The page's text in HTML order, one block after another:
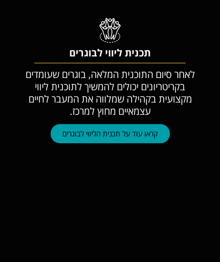
תכנית ליווי לבוגרים
לאחר סיום התוכנית המלאה, בוגרים שעומדים
בקריטריונים יכולים להמשיך לתוכנית ליווי
מקצועית בקהילה שמלווה את המעבר לחיים
עצמאיים מחוץ למרכז.
קראו עוד על תכנית הליווי לבוגרים